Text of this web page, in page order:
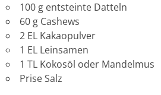
100 g entsteinte Datteln
60 g Cashews
2 EL Kakaopulver
1 EL Leinsamen
1 TL Kokosöl oder Mandelmus
Prise Salz